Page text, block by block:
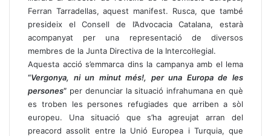
Ferran Tarradellas, aquest manifest. Rusca, que també
presideix el Consell de l’Advocacia Catalana, estarà
acompanyat per una representació de diversos
membres de la Junta Directiva de la Intercol·legial.
Aquesta acció s’emmarca dins la campanya amb el lema
“Vergonya, ni un minut més!, per una Europa de les
persones” per denunciar la situació infrahumana en què
es troben les persones refugiades que arriben a sòl
europeu. Una situació que s’ha agreujat arran del
preacord assolit entre la Unió Europea i Turquia, que